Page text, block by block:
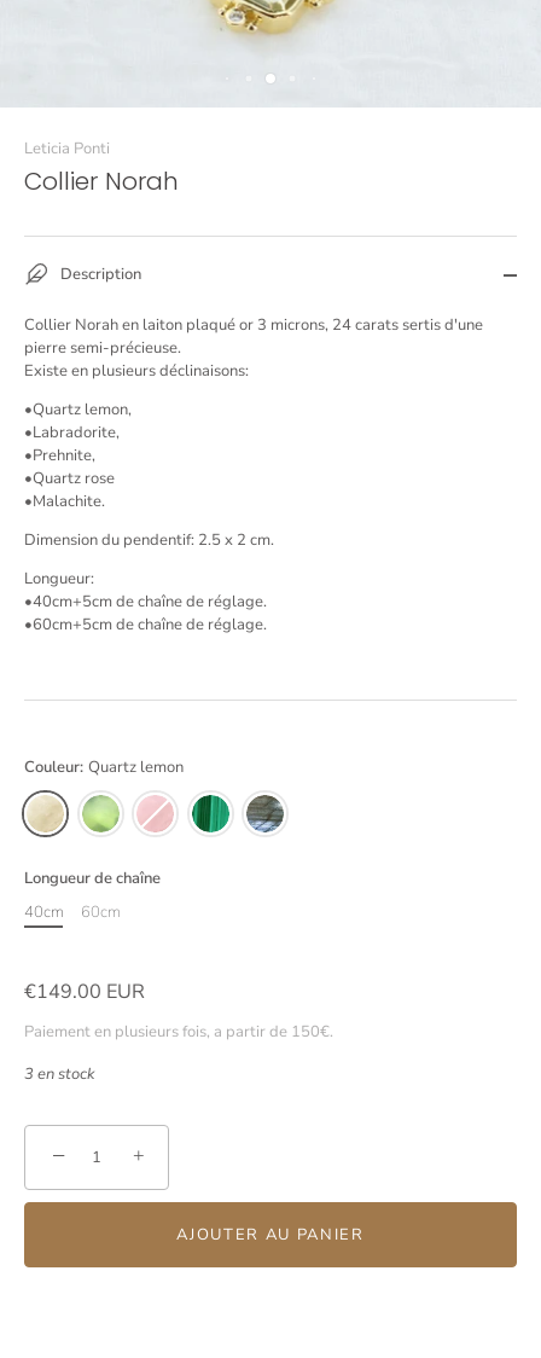
Leticia Ponti
Collier Norah
Description
Collier Norah en laiton plaqué or 3 microns, 24 carats sertis d'une
pierre semi-précieuse.
Existe en plusieurs déclinaisons:
•Quartz lemon,
•Labradorite,
•Prehnite,
•Quartz rose
•Malachite.
Dimension du pendentif: 2.5 x 2 cm.
Longueur:
•40cm+5cm de chaîne de réglage.
•60cm+5cm de chaîne de réglage.
Couleur: Quartz lemon
Longueur de chaîne
40cm
60cm
€149.00 EUR
Paiement en plusieurs fois, a partir de 150€.
3 en stock
− +
AJOUTER AU PANIER